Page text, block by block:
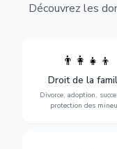
Découvrez les
👨‍👩‍👧‍👦
Droit de la
Divorce, adoption,
protection des
Divorce, garde
adoption,
protection des
vulnérables.